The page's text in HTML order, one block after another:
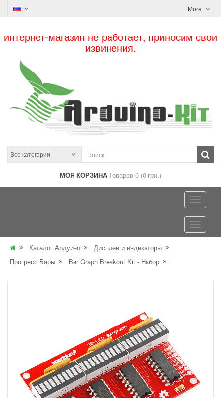
More
интернет-магазин не работает, приносим свои
извинения.
МОЯ КОРЗИНА Товаров 0 (0 грн.)
Каталог Ардуино
Дисплеи и индикаторы
Прогресс Бары
Bar Graph Breakout Kit - Набор